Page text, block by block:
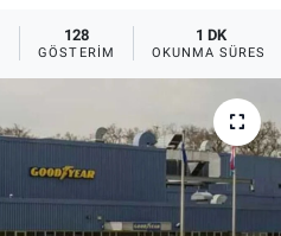
128
GÖSTERIM
1 DK
OKUNMA SÜRESI